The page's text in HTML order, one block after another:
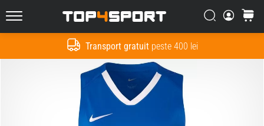
Transport gratuitpeste 400 lei
Top4Sport.ro Căutare
Cos